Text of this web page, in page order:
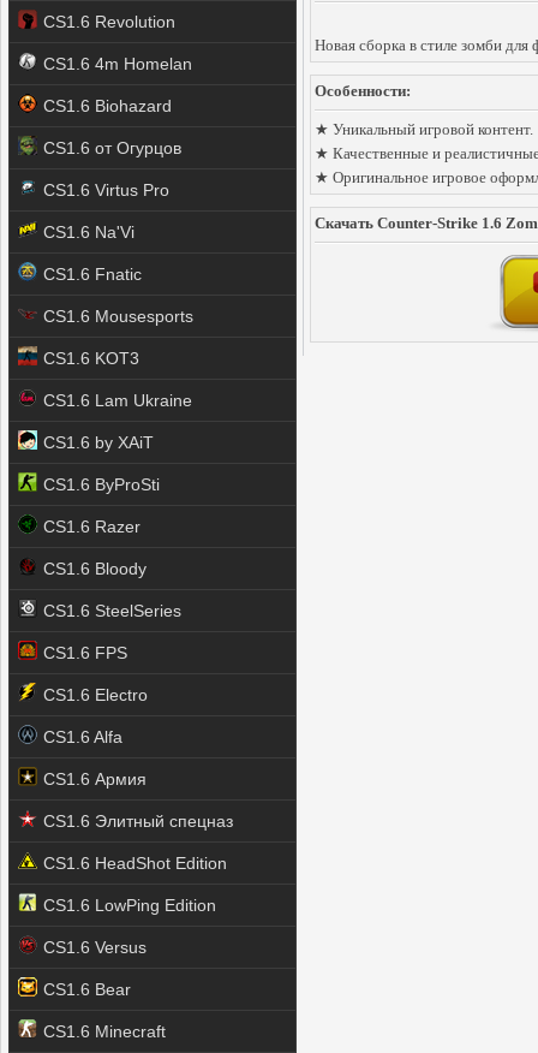
CS1.6 Revolution
CS1.6 4m Homelan
CS1.6 Biohazard
CS1.6 от Огурцов
CS1.6 Virtus Pro
CS1.6 Na'Vi
CS1.6 Fnatic
CS1.6 Mousesports
CS1.6 KOT3
CS1.6 Lam Ukraine
CS1.6 by XAiT
CS1.6 ByProSti
CS1.6 Razer
CS1.6 Bloody
CS1.6 SteelSeries
CS1.6 FPS
CS1.6 Electro
CS1.6 Alfa
CS1.6 Армия
CS1.6 Элитный спецназ
CS1.6 HeadShot Edition
CS1.6 LowPing Edition
CS1.6 Versus
CS1.6 Bear
CS1.6 Minecraft
Новая сборка в стиле зомби для
Особенности:
★ Уникальный игровой контент.
★ Качественные и
★ Оригинальное игровое
Скачать Counter-Strike 1.6